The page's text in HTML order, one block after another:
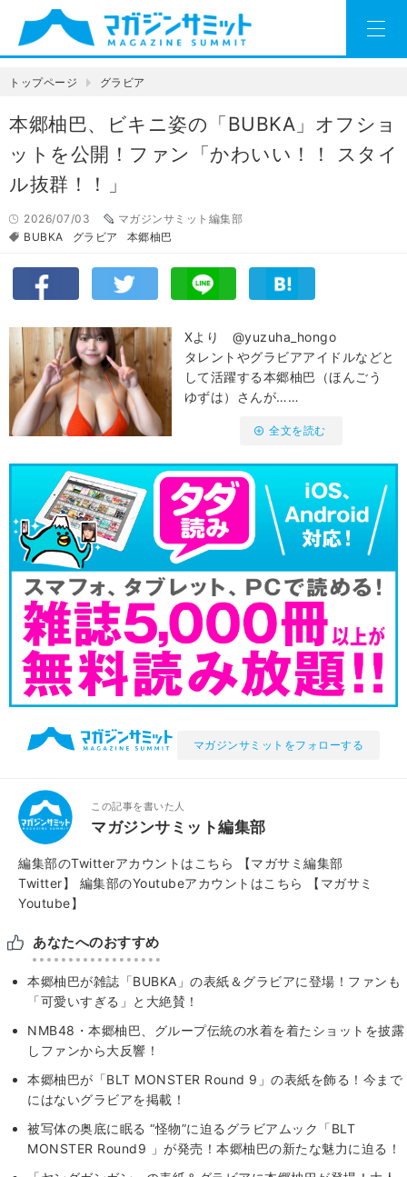
トップページ グラビア
本郷柚巴、ビキニ姿の「BUBKA」オフショ
ットを公開！ファン「かわいい！！ スタイ
ル抜群！！」
2026/07/03
マガジンサミット編集部
BUBKA
グラビア 本郷柚巴
Xより @yuzuha_hongo
タレントやグラビアアイドルなどと
して活躍する本郷柚巴（ほんごう
ゆずは）さんが……
全文を読む
マガジンサミットをフォローする
この記事を書いた人
マガジンサミット編集部
編集部のTwitterアカウントはこちら
【マガサミ編集部
Twitter】
編集部のYoutubeアカウントはこちら
【マガサミ
Youtube】
あなたへのおすすめ
本郷柚巴が雑誌「BUBKA」の表紙＆グラビアに登場！ファンも
「可愛いすぎる」と大絶賛！
NMB48・本郷柚巴、グループ伝統の水着を着たショットを披露
しファンから大反響！
本郷柚巴が「BLT MONSTER Round 9」の表紙を飾る！今まで
にはないグラビアを掲載！
被写体の奥底に眠る “怪物”に迫るグラビアムック「BLT
MONSTER Round9 」が発売！本郷柚巴の新たな魅力に迫る！